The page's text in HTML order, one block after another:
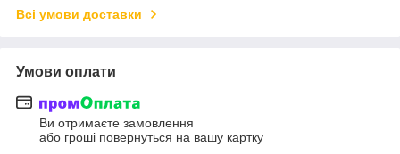
Всі умови доставки
Умови оплати
Ви отримаєте замовлення
або гроші повернуться на вашу картку